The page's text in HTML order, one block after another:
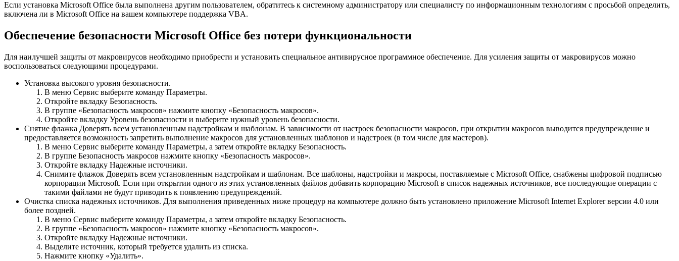
Если установка Microsoft Office была выполнена другим пользователем, обратитесь к системному администратору или специалисту по информационным технологиям с просьбой определить,
включена ли в Microsoft Office на вашем компьютере поддержка VBA.
Обеспечение безопасности Microsoft Office без потери функциональности
Для наилучшей защиты от макровирусов необходимо приобрести и установить специальное антивирусное программное обеспечение. Для усиления защиты от макровирусов можно
воспользоваться следующими процедурами.
Установка высокого уровня безопасности.
В меню Сервис выберите команду Параметры.
Откройте вкладку Безопасность.
В группе «Безопасность макросов» нажмите кнопку «Безопасность макросов».
Откройте вкладку Уровень безопасности и выберите нужный уровень безопасности.
Снятие флажка Доверять всем установленным надстройкам и шаблонам. В зависимости от настроек безопасности макросов, при открытии макросов выводится предупреждение и
предоставляется возможность запретить выполнение макросов для установленных шаблонов и надстроек (в том числе для мастеров).
В меню Сервис выберите команду Параметры, а затем откройте вкладку Безопасность.
В группе Безопасность макросов нажмите кнопку «Безопасность макросов».
Откройте вкладку Надежные источники.
Снимите флажок Доверять всем установленным надстройкам и шаблонам. Все шаблоны, надстройки и макросы, поставляемые с Microsoft Office, снабжены цифровой подписью
корпорации Microsoft. Если при открытии одного из этих установленных файлов добавить корпорацию Microsoft в список надежных источников, все последующие операции с
такими файлами не будут приводить к появлению предупреждений.
Очистка списка надежных источников. Для выполнения приведенных ниже процедур на компьютере должно быть установлено приложение Microsoft Internet Explorer версии 4.0 или
более поздней.
В меню Сервис выберите команду Параметры, а затем откройте вкладку Безопасность.
В группе «Безопасность макросов» нажмите кнопку «Безопасность макросов».
Откройте вкладку Надежные источники.
Выделите источник, который требуется удалить из списка.
Нажмите кнопку «Удалить».